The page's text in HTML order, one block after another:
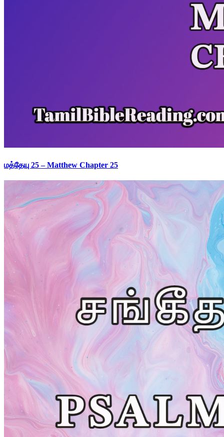
மத்தேயு 25 – Matthew Chapter 25